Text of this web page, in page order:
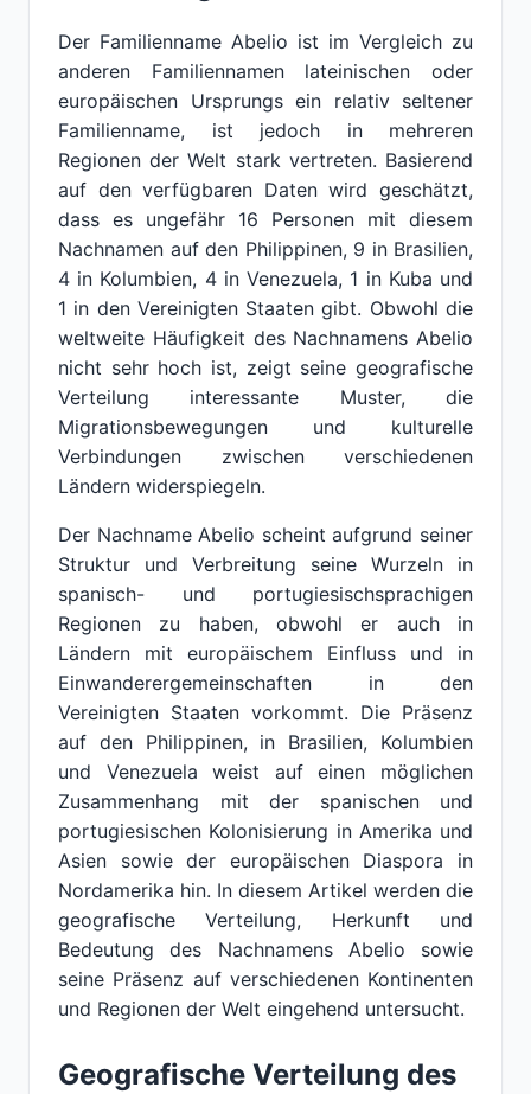
Der Familienname Abelio ist im Vergleich zu
anderen Familiennamen lateinischen oder
europäischen Ursprungs ein relativ seltener
Familienname, ist jedoch in mehreren
Regionen der Welt stark vertreten. Basierend
auf den verfügbaren Daten wird geschätzt,
dass es ungefähr 16 Personen mit diesem
Nachnamen auf den Philippinen, 9 in Brasilien,
4 in Kolumbien, 4 in Venezuela, 1 in Kuba und
1 in den Vereinigten Staaten gibt. Obwohl die
weltweite Häufigkeit des Nachnamens Abelio
nicht sehr hoch ist, zeigt seine geografische
Verteilung interessante Muster, die
Migrationsbewegungen und kulturelle
Verbindungen zwischen verschiedenen
Ländern widerspiegeln.
Der Nachname Abelio scheint aufgrund seiner
Struktur und Verbreitung seine Wurzeln in
spanisch- und portugiesischsprachigen
Regionen zu haben, obwohl er auch in
Ländern mit europäischem Einfluss und in
Einwanderergemeinschaften in den
Vereinigten Staaten vorkommt. Die Präsenz
auf den Philippinen, in Brasilien, Kolumbien
und Venezuela weist auf einen möglichen
Zusammenhang mit der spanischen und
portugiesischen Kolonisierung in Amerika und
Asien sowie der europäischen Diaspora in
Nordamerika hin. In diesem Artikel werden die
geografische Verteilung, Herkunft und
Bedeutung des Nachnamens Abelio sowie
seine Präsenz auf verschiedenen Kontinenten
und Regionen der Welt eingehend untersucht.
Geografische Verteilung des